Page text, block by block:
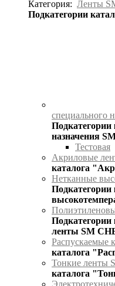
Категория: Ленты
Подкатегории
специального
Подкатегории
назначения
Тестовая
Акриловые
каталога
Нетканные
ленты SM
Распускаемые
каталога
Тонкие ленты
каталога